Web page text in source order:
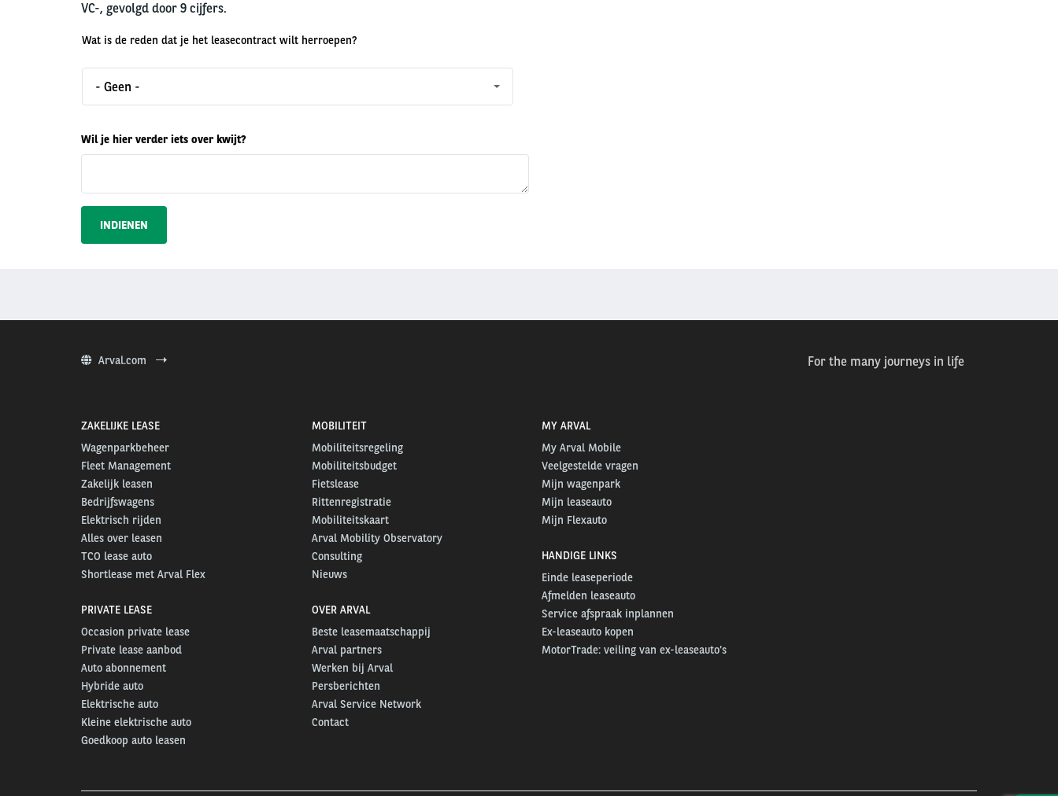
VC-, gevolgd door 9 cijfers.
Wat is de reden dat je het leasecontract wilt herroepen?
Wat
reden
het
- Geen -
Wil je hier verder iets over kwijt?
Arval.com For the many journeys in life
ZAKELIJKE LEASE
Wagenparkbeheer
Fleet Management
Zakelijk leasen
Bedrijfswagens
Elektrisch rijden
Alles over leasen
TCO lease auto
Shortlease met Arval Flex
PRIVATE LEASE
Occasion private lease
Private lease aanbod
Auto abonnement
Hybride auto
Elektrische auto
Kleine elektrische auto
Goedkoop auto leasen
MOBILITEIT
Mobiliteitsregeling
Mobiliteitsbudget
Fietslease
Rittenregistratie
Mobiliteitskaart
Arval Mobility Observatory
Consulting
Nieuws
OVER ARVAL
Beste leasemaatschappij
Arval partners
Werken bij Arval
Persberichten
Arval Service Network
Contact
MY ARVAL
My Arval Mobile
Veelgestelde vragen
Mijn wagenpark
Mijn leaseauto
Mijn Flexauto
HANDIGE LINKS
Einde leaseperiode
Afmelden leaseauto
Service afspraak inplannen
Ex-leaseauto kopen
MotorTrade: veiling van ex-leaseauto’s